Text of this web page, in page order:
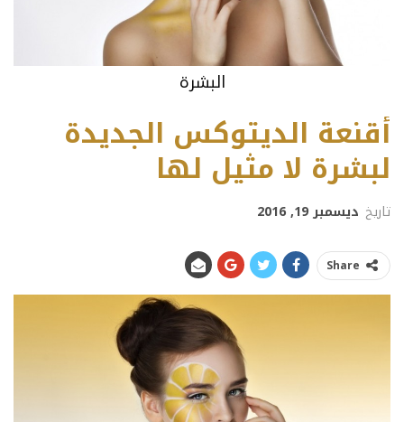
البشرة
أقنعة الديتوكس الجديدة
لبشرة لا مثيل لها
تاريخ ديسمبر 19, 2016
Share